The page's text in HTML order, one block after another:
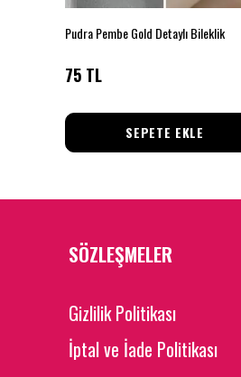
Pudra Pembe Gold Detaylı Bileklik
75 TL
SEPETE EKLE
SÖZLEŞMELER
Gizlilik Politikası
İptal ve İade Politikası